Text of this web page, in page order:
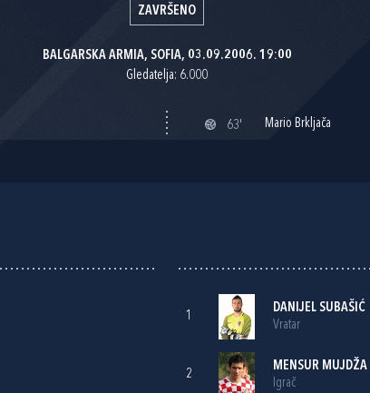
ZAVRŠENO
BALGARSKA ARMIA, SOFIA, 03.09.2006. 19:00
Gledatelja: 6.000
63' Mario Brkljača
1
DANIJEL SUBAŠIĆ
Vratar
2
MENSUR MUJDŽA
Igrač